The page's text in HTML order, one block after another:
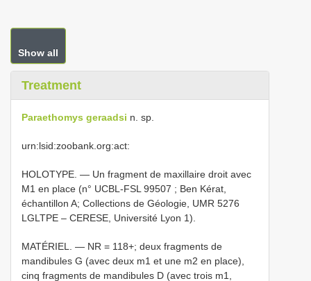
Show all
Treatment
Paraethomys geraadsi n. sp.
urn:lsid:zoobank.org:act:
HOLOTYPE. — Un fragment de maxillaire droit avec
M1 en place (n° UCBL-FSL 99507 ; Ben Kérat,
échantillon A; Collections de Géologie, UMR 5276
LGLTPE – CERESE, Université Lyon 1).
MATÉRIEL. — NR = 118+; deux fragments de
mandibules G (avec deux m1 et une m2 en place),
cinq fragments de mandibules D (avec trois m1,